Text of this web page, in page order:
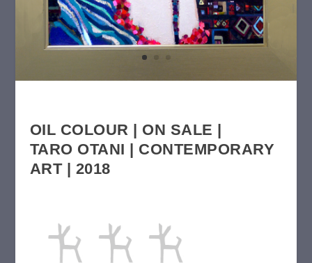
OIL COLOUR | ON SALE |
TARO OTANI | CONTEMPORARY
ART | 2018